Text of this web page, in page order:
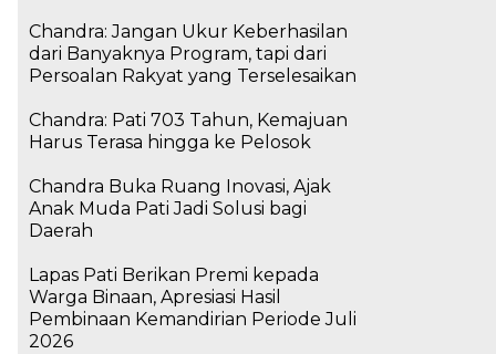
Chandra: Jangan Ukur Keberhasilan
dari Banyaknya Program, tapi dari
Persoalan Rakyat yang Terselesaikan
Chandra: Pati 703 Tahun, Kemajuan
Harus Terasa hingga ke Pelosok
Chandra Buka Ruang Inovasi, Ajak
Anak Muda Pati Jadi Solusi bagi
Daerah
Lapas Pati Berikan Premi kepada
Warga Binaan, Apresiasi Hasil
Pembinaan Kemandirian Periode Juli
2026